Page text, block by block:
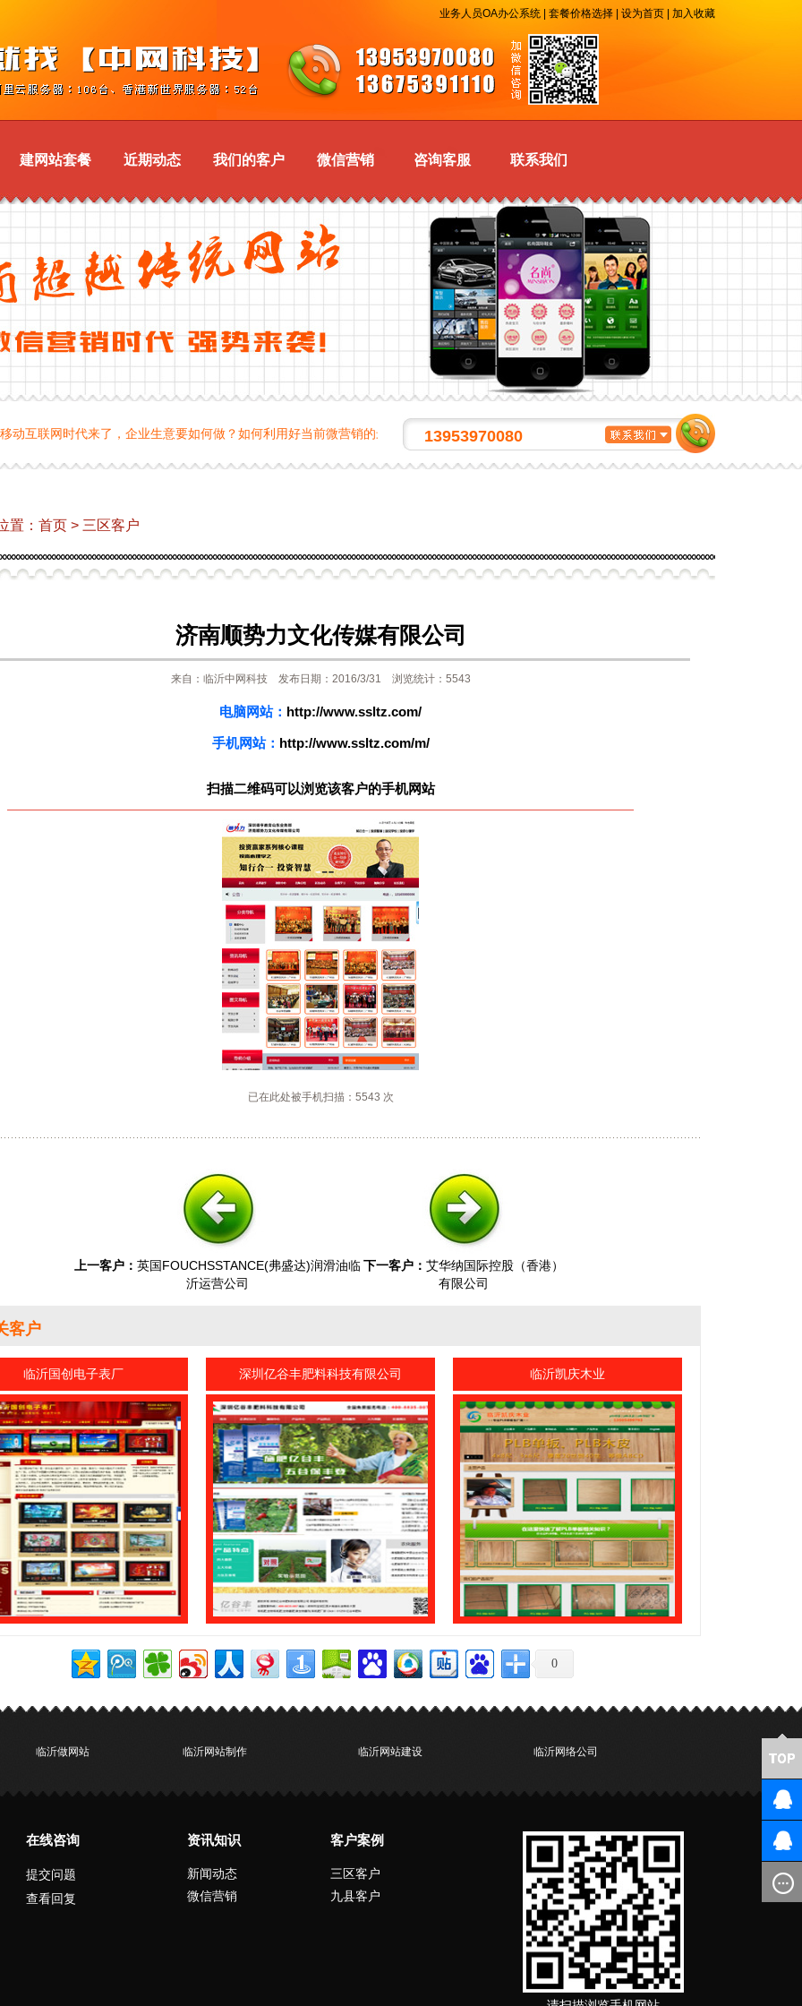
业务人员OA办公系统 套餐价格选择 设为首页 加入收藏
建网站套餐 近期动态 我们的客户 微信营销 咨询客服 联系我们
网时代来了，企业生意要如何做？如何利用好当前微营销的最强利器：微网站?13953970080
置： 首页 > 三区客户
济南顺势力文化传媒有限公司
来自：临沂中网科技 发布日期：2016/3/31 浏览统计：5543
电脑网站： http://www.ssltz.com/
手机网站： http://www.ssltz.com/m/
扫描二维码可以浏览该客户的手机网站
已在此处被手机扫描：5543 次
上一客户： 英国FOUCHSSTANCE(弗盛达)润滑油临
沂运营公司
下一客户： 艾华纳国际控股（香港）
有限公司
客户
临沂国创电子表厂 深圳亿谷丰肥料科技有限公司 临沂凯庆木业
0
临沂做网站 临沂网站制作 临沂网站建设 临沂网络公司
在线咨询
提交问题
查看回复
资讯知识
新闻动态
微信营销
客户案例
三区客户
九县客户